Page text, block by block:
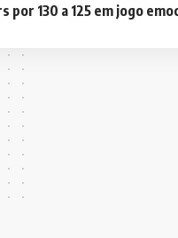
por 130 a 125 em jogo